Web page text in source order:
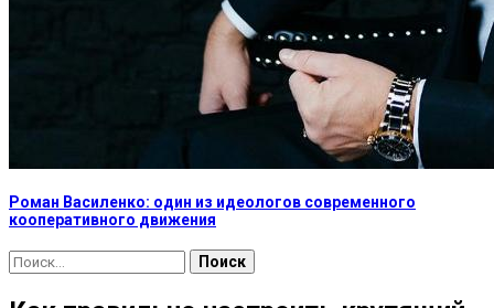
Роман Василенко: один из идеологов современного
кооперативного движения
Найти: